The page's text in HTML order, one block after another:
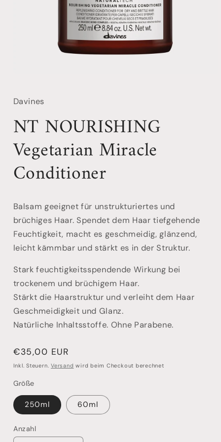
Davines
NT NOURISHING
Vegetarian Miracle
Conditioner
Balsam geeignet für unstrukturiertes und
brüchiges Haar. Spendet dem Haar tiefgehende
Feuchtigkeit, macht es geschmeidig, glänzend,
leicht kämmbar und stärkt es in der Struktur.
Stark feuchtigkeitsspendende Wirkung bei
trockenem und brüchigem Haar.
Stärkt die Haarstruktur und verleiht dem Haar
Geschmeidigkeit und Glanz.
Natürliche Inhaltsstoffe. Ohne Parabene.
Normaler
Preis
€35,00 EUR
Inkl. Steuern.Versand wird beim Checkout berechnet
Größe
250ml 60ml
Anzahl
Anzahl